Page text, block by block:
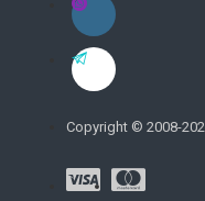
Copyright © 2008-